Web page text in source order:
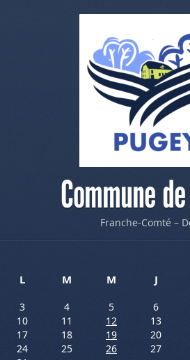
Commune
Franche-Comté –
L
M M J
3
4 5 6
10
11 12 13
17
18 19 20
24
25 26 27